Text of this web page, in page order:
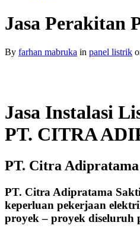
Jasa Perakitan
By farhan mabruka in panel listrik
Jasa Instalasi
PT. CITRA
PT. Citra
PT. Citra Adipratama
keperluan pekerjaan
proyek – proyek